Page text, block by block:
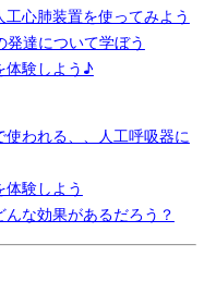
工心肺装置を使ってみよう
達について学ぼう
体験しよう♪
使われる、、人工呼吸器に
体験しよう
んな効果があるだろう？